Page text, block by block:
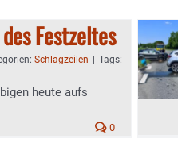
Festzeltes
Schlagzeilen
Tags:
heute aufs
0